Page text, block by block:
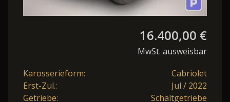
16.400,00 €
MwSt. ausweisbar
Karosserieform:
Cabriolet
Erst-Zul.:
Jul / 2022
Getriebe:
Schaltgetriebe